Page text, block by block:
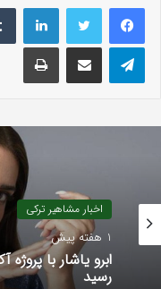
تلگرام اشتراک گذاری با ایمیل چاپ
اخبار مشاهیر ترکی
1 هفته پیش
اخبار رسانه ترکی
4 هفته پیش
جدایی هیودا زیزان